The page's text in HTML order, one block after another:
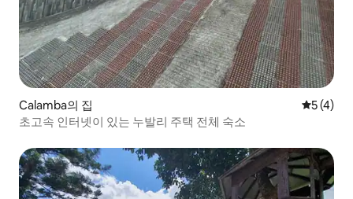
Calamba의 집 평점 5점
5 (4)
초고속 인터넷이 있는 누발리 주택 전체 숙소